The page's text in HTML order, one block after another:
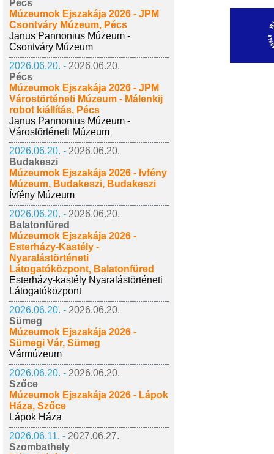
Pécs
Múzeumok Éjszakája 2026 - JPM
Csontváry Múzeum, Pécs
Janus Pannonius Múzeum -
Csontváry Múzeum
2026.06.20. - 2026.06.20.
Pécs
Múzeumok Éjszakája 2026 - JPM
Várostörténeti Múzeum - Málenkij
robot kiállítás, Pécs
Janus Pannonius Múzeum -
Várostörténeti Múzeum
2026.06.20. - 2026.06.20.
Budakeszi
Múzeumok Éjszakája 2026 - Ívfény
Múzeum, Budakeszi, Budakeszi
Ívfény Múzeum
2026.06.20. - 2026.06.20.
Balatonfüred
Múzeumok Éjszakája 2026 -
Esterházy-Kastély -
Nyaralástörténeti
Látogatóközpont, Balatonfüred
Esterházy-kastély Nyaralástörténeti
Látogatóközpont
2026.06.20. - 2026.06.20.
Sümeg
Múzeumok Éjszakája 2026 -
Sümegi Vár, Sümeg
Vármúzeum
2026.06.20. - 2026.06.20.
Szőce
Múzeumok Éjszakája 2026 - Lápok
Háza, Szőce
Lápok Háza
2026.06.11. - 2027.06.27.
Szombathely